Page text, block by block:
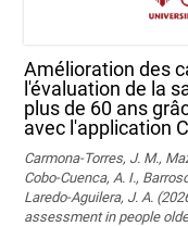
Amélioration des
l'évaluation de la
plus de 60 ans
avec l'application
Carmona-Torres, J. M.,
Cobo-Cuenca, A. I.,
Laredo-Aguilera, J. A.
assessment in people